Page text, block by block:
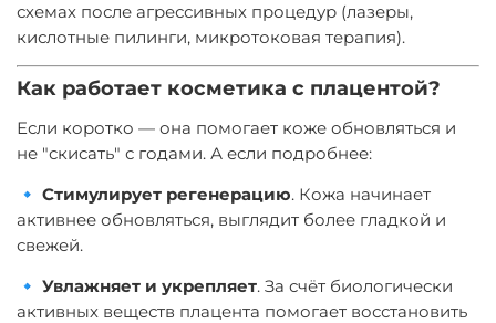
схемах после агрессивных процедур (лазеры,
кислотные пилинги, микротоковая терапия).
Как работает косметика с плацентой?
Если коротко — она помогает коже обновляться и
не "скисать" с годами. А если подробнее:
🔹 Стимулирует регенерацию. Кожа начинает
активнее обновляться, выглядит более гладкой и
свежей.
🔹 Увлажняет и укрепляет. За счёт биологически
активных веществ плацента помогает восстановить